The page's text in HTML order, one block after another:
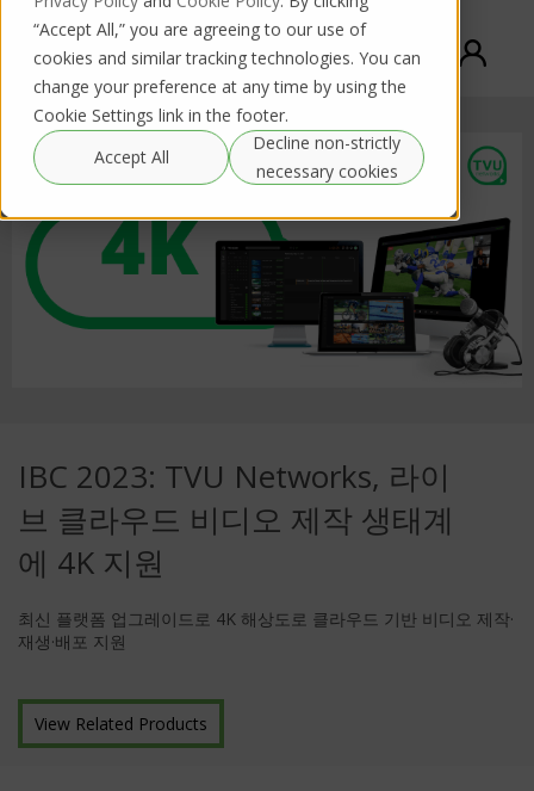
“Accept All,” you are agreeing to our use of
cookies and similar tracking technologies. You can
change your preference at any time by using the
Cookie Settings link in the footer.
Accept All
Decline non-strictly
necessary cookies
IBC 2023: TVU Networks, 라이
브 클라우드 비디오 제작 생태계
에 4K 지원
최신 플랫폼 업그레이드로 4K 해상도로 클라우드 기반 비디오 제작·
재생·배포 지원
View Related Products